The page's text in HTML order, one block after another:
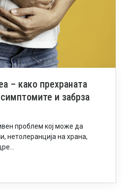
– како прехраната
и забрза
проблем кој може да
нетолеранција на храна,